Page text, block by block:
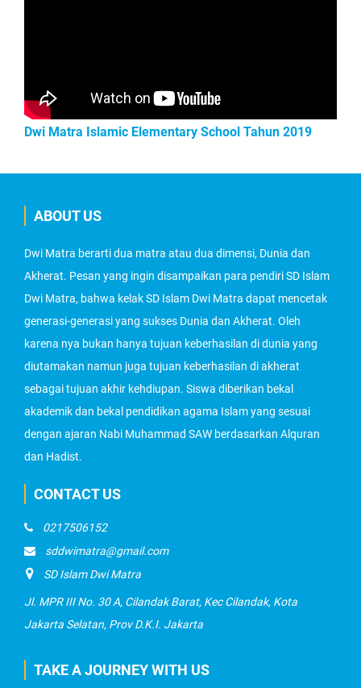
Dwi Matra Islamic Elementary School Tahun 2019
ABOUT US
Dwi Matra berarti dua matra atau dua dimensi, Dunia dan
Akherat. Pesan yang ingin disampaikan para pendiri SD Islam
Dwi Matra, bahwa kelak SD Islam Dwi Matra dapat mencetak
generasi-generasi yang sukses Dunia dan Akherat. Oleh
karena nya bukan hanya tujuan keberhasilan di dunia yang
diutamakan namun juga tujuan keberhasilan di akherat
sebagai tujuan akhir kehdiupan. Siswa diberikan bekal
akademik dan bekal pendidikan agama Islam yang sesuai
dengan ajaran Nabi Muhammad SAW berdasarkan Alquran
dan Hadist.
CONTACT US
0217506152
sddwimatra@gmail.com
SD Islam Dwi Matra
Jl. MPR III No. 30 A, Cilandak Barat, Kec Cilandak, Kota
Jakarta Selatan, Prov D.K.I. Jakarta
TAKE A JOURNEY WITH US